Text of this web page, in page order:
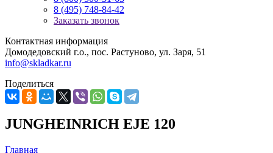
8 (495) 748-84-42
Заказать звонок
Контактная информация
Домодедовский г.о., пос. Растуново, ул. Заря, 51
info@skladkar.ru
Поделиться
JUNGHEINRICH EJE 120
Главная